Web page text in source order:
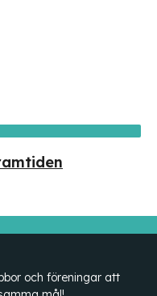
och föreningar att